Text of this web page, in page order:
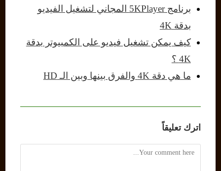
برنامج 5KPlayer المجاني لتشغيل الفيديو
بدقة 4K
كيف يمكن تشغيل فيديو على الكمبيوتر بدقة
4K ؟
ما هي دقة 4K والفرق بينها وبين الـ HD
اترك تعليقاً
Comment